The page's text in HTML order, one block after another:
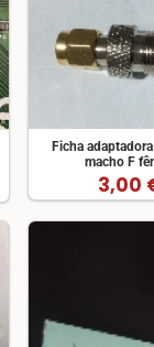
Ficha
macho F
3,00